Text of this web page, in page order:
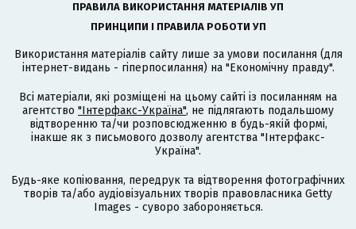
ПРАВИЛА ВИКОРИСТАННЯ МАТЕРІАЛІВ УП
ПРИНЦИПИ І ПРАВИЛА РОБОТИ УП
Використання матеріалів сайту лише за умови посилання (для
інтернет-видань - гіперпосилання) на "Економічну правду".
Всі матеріали, які розміщені на цьому сайті із посиланням на
агентство "Інтерфакс-Україна", не підлягають подальшому
відтворенню та/чи розповсюдженню в будь-якій формі,
інакше як з письмового дозволу агентства "Інтерфакс-
Україна".
Будь-яке копіювання, передрук та відтворення фотографічних
творів та/або аудіовізуальних творів правовласника Getty
Images - суворо забороняється.